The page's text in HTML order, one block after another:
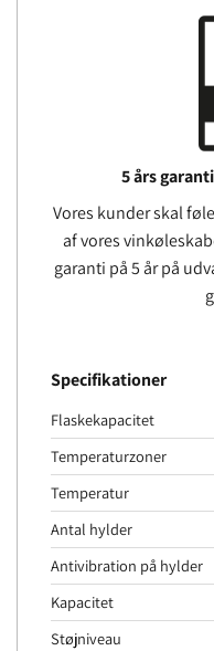
5 års
Vores kunder skal
af ​​vores
garanti på 5 år på
Specifikationer
Flaskekapacitet
Temperaturzoner
Temperatur
Antal hylder
Antivibration på hylder
Kapacitet
Støjniveau